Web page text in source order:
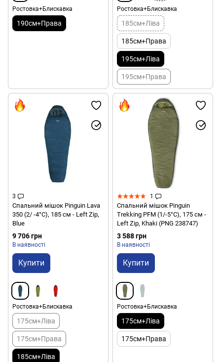
Ростовка+Блискавка
190см+Права
Ростовка+Блискавка
185см+Ліва
185см+Права
195см+Ліва
195см+Права
3
Спальний мішок Pinguin Lava
350 (2/ -4°C), 185 см - Left Zip,
Blue
9 706 грн
В наявності
Купити
Ростовка+Блискавка
175см+Ліва
175см+Права
185см+Ліва
1
Спальний мішок Pinguin
Trekking PFM (1/-5°C), 175 см -
Left Zip, Khaki (PNG 238747)
3 588 грн
В наявності
Купити
Ростовка+Блискавка
175см+Ліва
175см+Права